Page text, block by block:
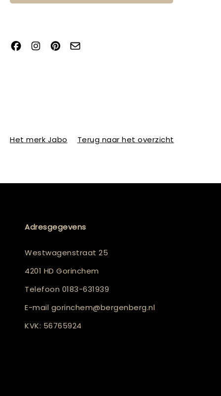
Het merk Jabo Terug naar het overzicht
Adresgegevens
Westwagenstraat 25
4201 HD Gorinchem
Telefoon 0183-631939
E-mail gorinchem@bergenberg.nl
KVK: 56765924